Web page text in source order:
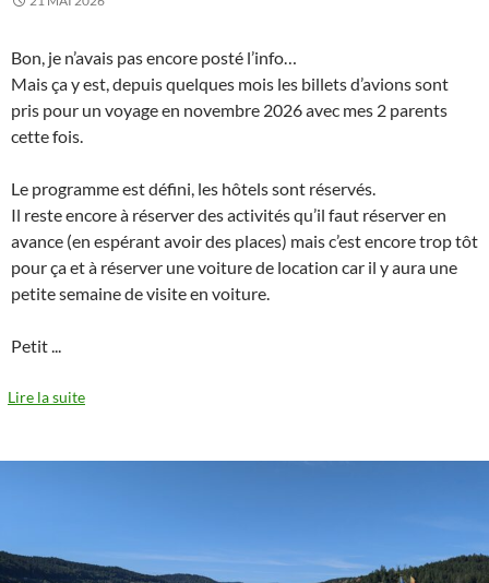
Bon, je n’avais pas encore posté l’info…
Mais ça y est, depuis quelques mois les billets d’avions sont
pris pour un voyage en novembre 2026 avec mes 2 parents
cette fois.
Le programme est défini, les hôtels sont réservés.
Il reste encore à réserver des activités qu’il faut réserver en
avance (en espérant avoir des places) mais c’est encore trop tôt
pour ça et à réserver une voiture de location car il y aura une
petite semaine de visite en voiture.
Petit...
Lire la suite